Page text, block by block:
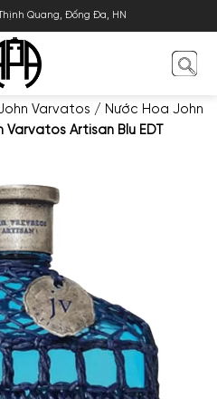
Thịnh Quang, Đống Đa, HN
Varvatos / Nước Hoa John
Varvatos Artisan Blu EDT